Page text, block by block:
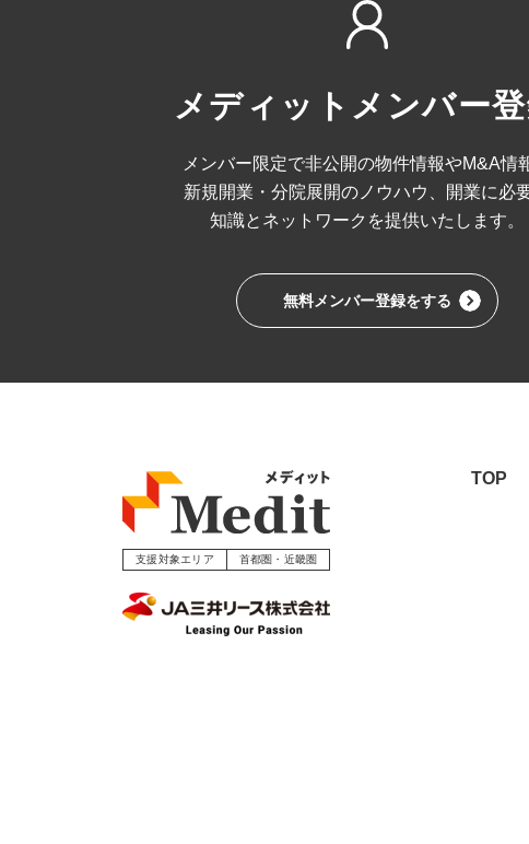
メディットメンバー
メンバー限定で非公開の物件情報やM&A情
新規開業・分院展開のノウハウ、
開業に必
知識とネットワークを提供いたします。
無料メンバー登録をする
支援対象エリア 首都圏・近畿圏
TOP